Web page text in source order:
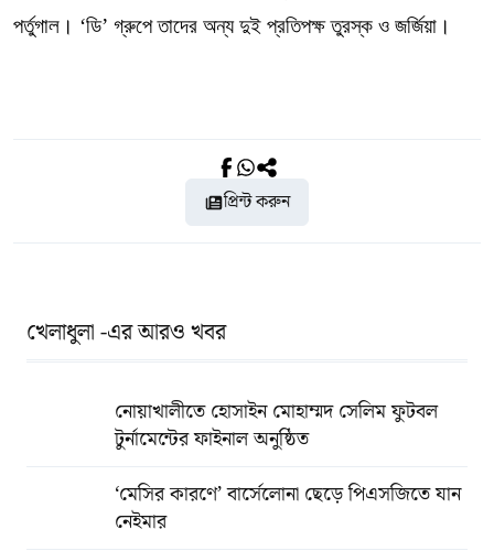
পর্তুগাল। ‘ডি’ গ্রুপে তাদের অন্য দুই প্রতিপক্ষ তুরস্ক ও জর্জিয়া।
প্রিন্ট করুন
খেলাধুলা -এর আরও খবর
নোয়াখালীতে হোসাইন মোহাম্মদ সেলিম ফুটবল
টুর্নামেন্টের ফাইনাল অনুষ্ঠিত
‘মেসির কারণে’ বার্সেলোনা ছেড়ে পিএসজিতে যান
নেইমার